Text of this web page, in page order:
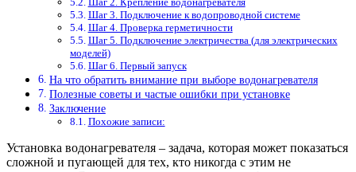
Шаг 3. Подключение к водопроводной системе
Шаг 4. Проверка герметичности
Шаг 5. Подключение электричества (для электрических
моделей)
Шаг 6. Первый запуск
На что обратить внимание при выборе водонагревателя
Полезные советы и частые ошибки при установке
Заключение
Похожие записи:
Установка водонагревателя – задача, которая может показаться
сложной и пугающей для тех, кто никогда с этим не